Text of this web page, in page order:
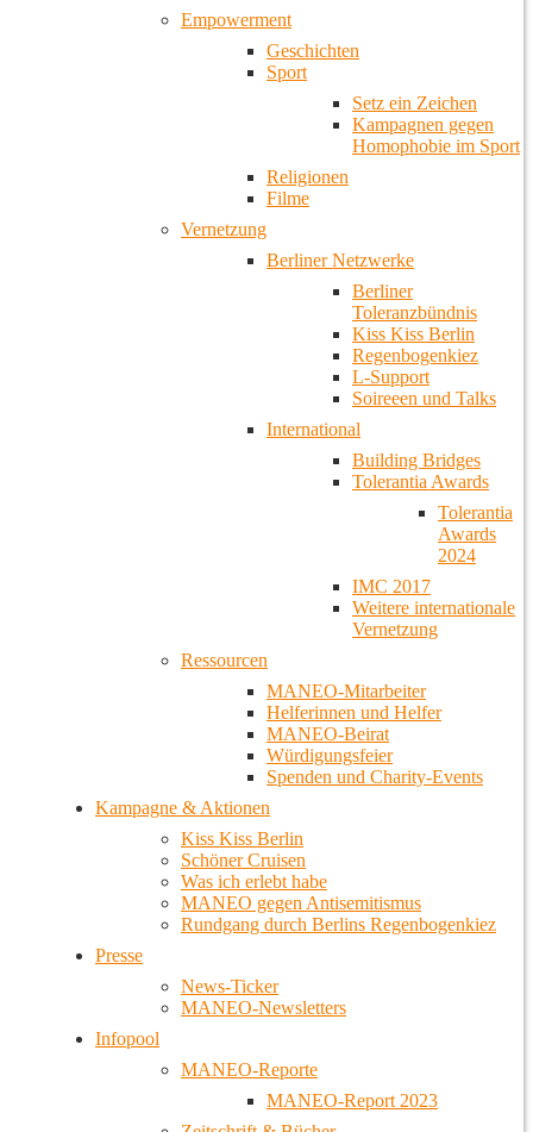
Empowerment
Geschichten
Sport
Setz ein Zeichen
Kampagnen gegen
Homophobie im Sport
Religionen
Filme
Vernetzung
Berliner Netzwerke
Berliner
Toleranzbündnis
Kiss Kiss Berlin
Regenbogenkiez
L-Support
Soireeen und Talks
International
Building Bridges
Tolerantia Awards
Tolerantia
Awards
2024
IMC 2017
Weitere internationale
Vernetzung
Ressourcen
MANEO-Mitarbeiter
Helferinnen und Helfer
MANEO-Beirat
Würdigungsfeier
Spenden und Charity-Events
Kampagne & Aktionen
Kiss Kiss Berlin
Schöner Cruisen
Was ich erlebt habe
MANEO gegen Antisemitismus
Rundgang durch Berlins Regenbogenkiez
Presse
News-Ticker
MANEO-Newsletters
Infopool
MANEO-Reporte
MANEO-Report 2023